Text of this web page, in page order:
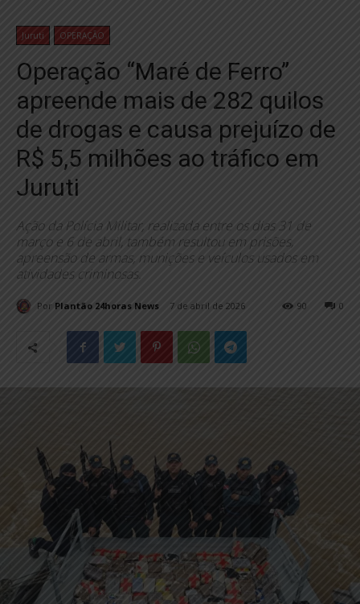
Juruti OPERAÇÃO
Operação “Maré de Ferro”
apreende mais de 282 quilos
de drogas e causa prejuízo de
R$ 5,5 milhões ao tráfico em
Juruti
Ação da Polícia Militar, realizada entre os dias 31 de
março e 6 de abril, também resultou em prisões,
apreensão de armas, munições e veículos usados em
atividades criminosas.
Por Plantão 24horas News 7 de abril de 2026 0
90